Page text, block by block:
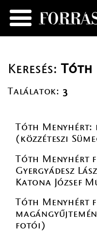
Keresés:Tóth
Találatok: 3
Tóth Menyhért:
(közzéteszi
Tóth Menyhért
Gyergyádesz
Katona József
Tóth Menyhért
fotói)